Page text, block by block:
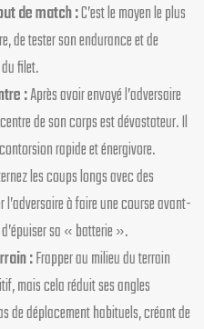
de match :C’est le moyen le plus
de tester son endurance et de
filet.
:Après avoir envoyé l’adversaire
de son corps est dévastateur. Il
rapide et énergivore.
les coups longs avec des
à faire une course avant-
sa « batterie ».
:Frapper au milieu du terrain
mais cela réduit ses angles
de déplacement habituels, créant de